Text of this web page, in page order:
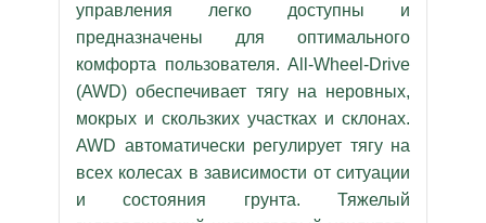
управления легко доступны и
предназначены для оптимального
комфорта пользователя. All-Wheel-Drive
(AWD) обеспечивает тягу на неровных,
мокрых и скользких участках и склонах.
AWD автоматически регулирует тягу на
всех колесах в зависимости от ситуации
и состояния грунта. Тяжелый